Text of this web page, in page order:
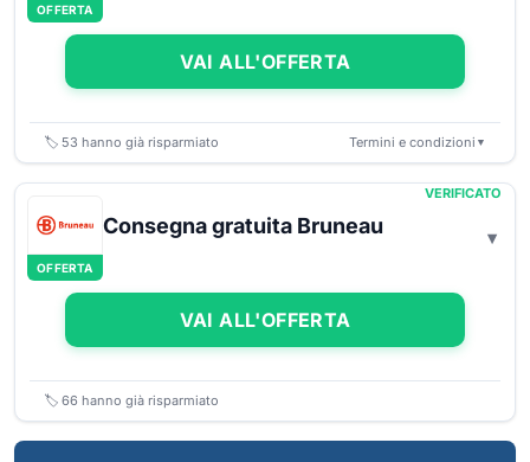
OFFERTA
VAI ALL'OFFERTA
🏷️ 53 hanno già risparmiato Termini e condizioni ▼
OFFERTA
VERIFICATO
Consegna gratuita Bruneau
VAI ALL'OFFERTA
🏷️ 66 hanno già risparmiato